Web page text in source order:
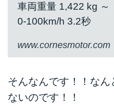
車両重量 1,422 kg ～
0-100km/h 3.2秒
www.cornesmotor.com
そんなんです！！なん
ないのです！！